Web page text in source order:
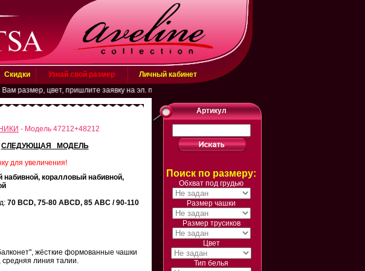
Скидки Узнай свой размер
Личный кабинет
цвет, пришлите заявку на эл. почту belarusachka@inbox.ru или в WhatsApp (+79883431506)
- Модель 47212+48212
СЛЕДУЮЩАЯ МОДЕЛЬ
для увеличения!
набивной, коралловый набивной,
70 BCD, 75-80 ABCD, 85 ABC / 90-110
жёсткие формованные чашки
средняя линия талии.
Артикул
Поиск по размеру:
Обхват под грудью
Размер чашки
Размер трусиков
Цвет
Тип белья